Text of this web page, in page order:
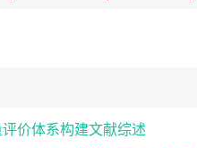
价体系构建文献综述